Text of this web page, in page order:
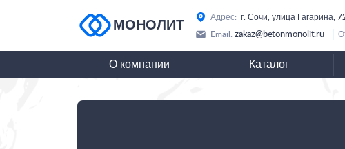
МОНОЛИТ
Адрес: г. Сочи, улица Гагарина,
Email: zakaz@betonmonolit.ru
О компании Каталог